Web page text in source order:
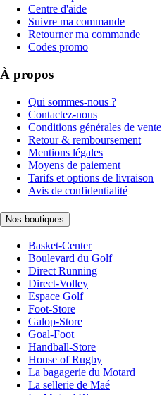
Centre d'aide
Suivre ma commande
Retourner ma commande
Codes promo
À propos
Qui sommes-nous ?
Contactez-nous
Conditions générales de vente
Retour & remboursement
Mentions légales
Moyens de paiement
Tarifs et options de livraison
Avis de confidentialité
Nos boutiques
Basket-Center
Boulevard du Golf
Direct Running
Direct-Volley
Espace Golf
Foot-Store
Galop-Store
Goal-Foot
Handball-Store
House of Rugby
La bagagerie du Motard
La sellerie de Maé